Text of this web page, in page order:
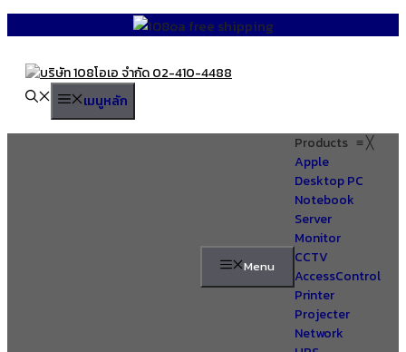
content
เมนูหลัก
Menu
Products ≡╳
Apple
Desktop PC
Notebook
Server
Monitor
CCTV
AccessControl
Printer
Projecter
Network